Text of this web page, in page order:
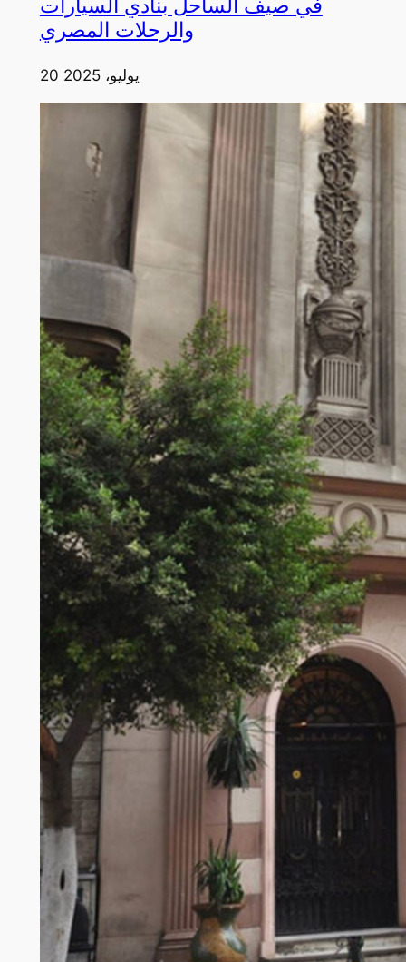
في صيف الساحل بنادي السيارات
والرحلات المصري
20 يوليو، 2025